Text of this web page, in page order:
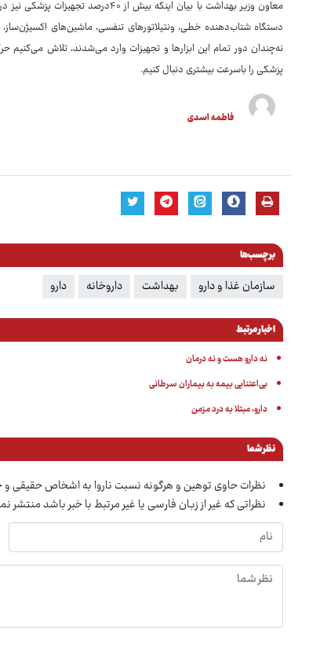
معاون وزیر بهداشت با بیان اینکه
دستگاه شتاب‌دهنده خطی، ونتیلاتورهای تنفسی، ماشین‌های
نه‌چندان دور تمام این ابزارها و تجهیزات وارد می‌شدند، تلاش
پزشکی را باسرعت بیشتری دنبال کنیم.
فاطمه اسدی
برچسب‌ها
سازمان غذا و دارو بهداشت داروخانه دارو
اخبار مرتبط
نه دارو هست و نه درمان
بی‌اعتنایی بیمه به بیماران سرطانی
دارو، مبتلا به درد مزمن
نظر شما
نظرات حاوی توهین و هرگونه نسبت ناروا به اشخاص
نظراتی که غیر از زبان فارسی یا غیر مرتبط با خبر باشد منتشر